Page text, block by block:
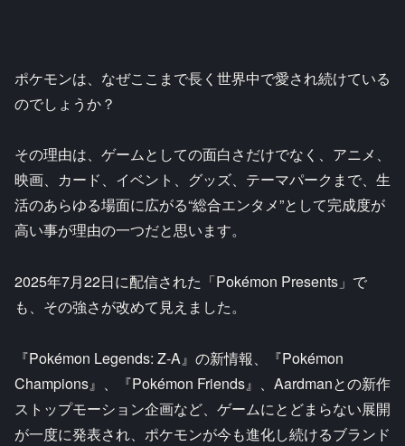
ポケモンは、なぜここまで長く世界中で愛され続けている
のでしょうか？
その理由は、ゲームとしての面白さだけでなく、アニメ、
映画、カード、イベント、グッズ、テーマパークまで、生
活のあらゆる場面に広がる“総合エンタメ”として完成度が
高い事が理由の一つだと思います。
2025年7月22日に配信された「Pokémon Presents」で
も、その強さが改めて見えました。
『Pokémon Legends: Z-A』の新情報、『Pokémon
Champions』、『Pokémon Friends』、Aardmanとの新作
ストップモーション企画など、ゲームにとどまらない展開
が一度に発表され、ポケモンが今も進化し続けるブランド